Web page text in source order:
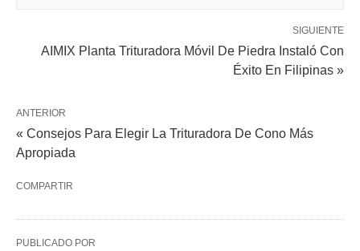
SIGUIENTE
AIMIX Planta Trituradora Móvil De Piedra Instaló Con
Éxito En Filipinas »
ANTERIOR
« Consejos Para Elegir La Trituradora De Cono Más
Apropiada
COMPARTIR
PUBLICADO POR